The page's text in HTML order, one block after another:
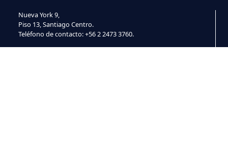
Nueva York 9,
Piso 13, Santiago Centro.
Teléfono de contacto: +56 2 2473 3760.